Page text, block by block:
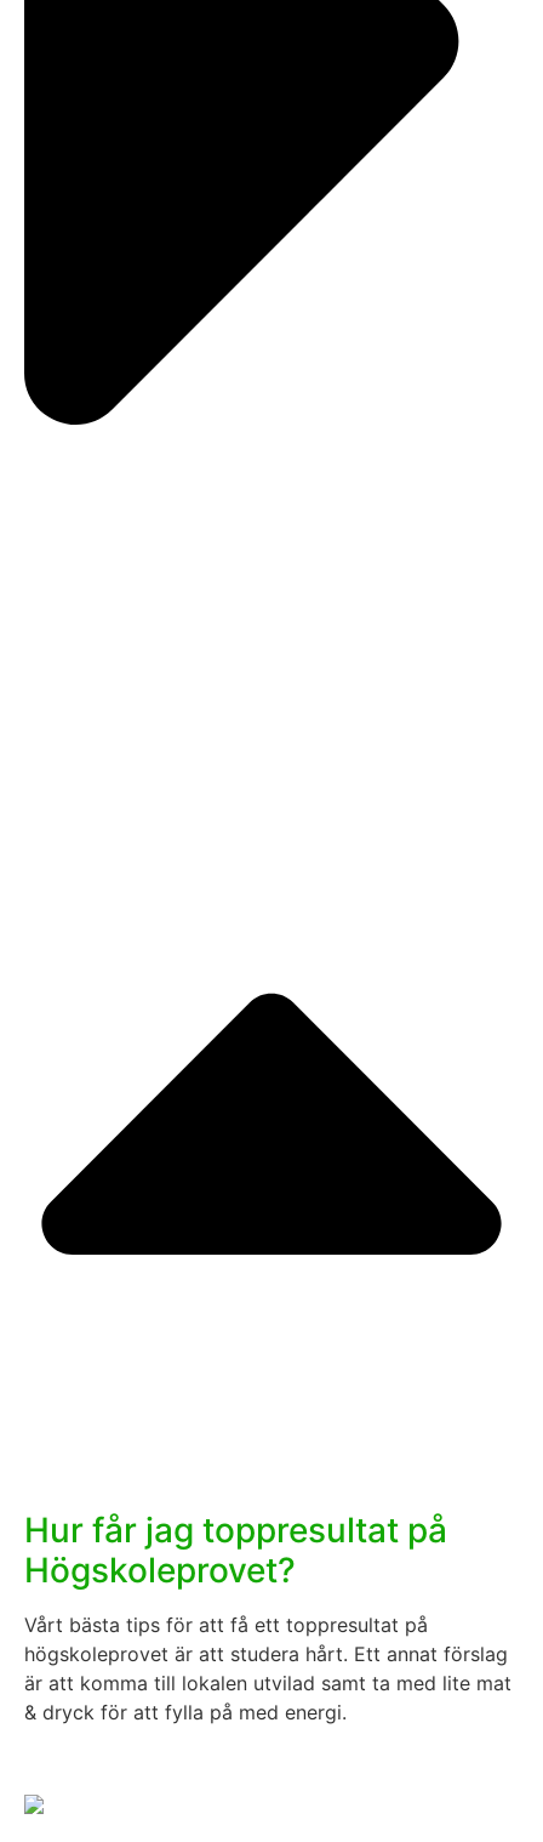
Hur får jag toppresultat på
Högskoleprovet?
Vårt bästa tips för att få ett toppresultat på
högskoleprovet är att studera hårt. Ett annat förslag
är att komma till lokalen utvilad samt ta med lite mat
& dryck för att fylla på med energi.